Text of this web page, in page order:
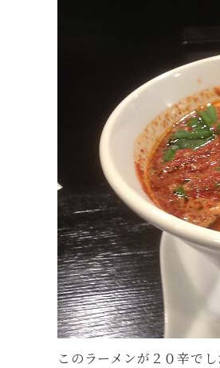
このラーメンが２０辛でし